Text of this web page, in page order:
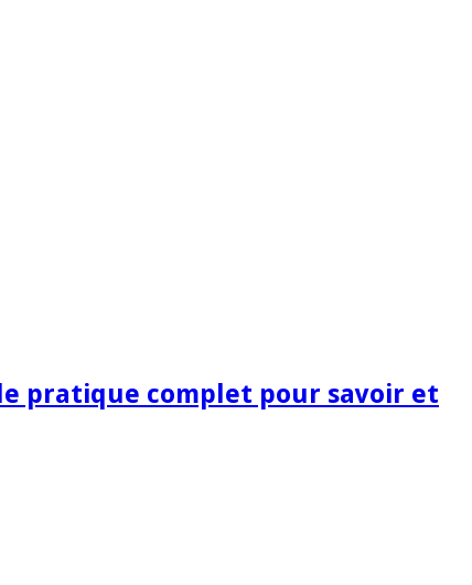
pratique complet pour savoir et